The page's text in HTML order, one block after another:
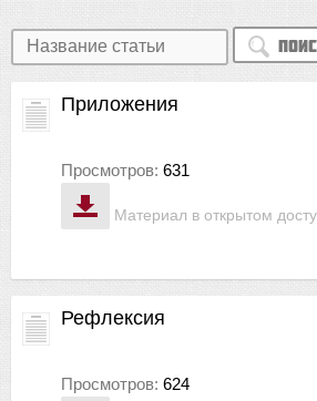
Материал в открытом
Приложения
Просмотров: 631
Рефлексия
Просмотров: 624